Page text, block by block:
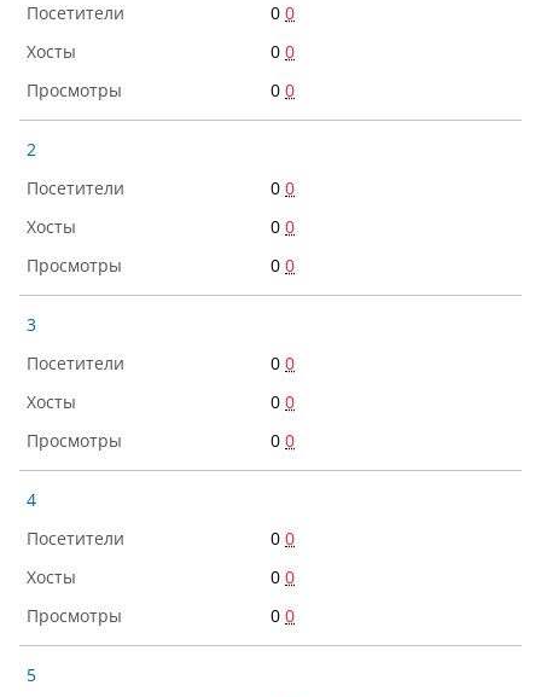
0 0
0 0
0 0
2
0 0
0 0
0 0
3
0 0
0 0
0 0
4
0 0
0 0
0 0
5